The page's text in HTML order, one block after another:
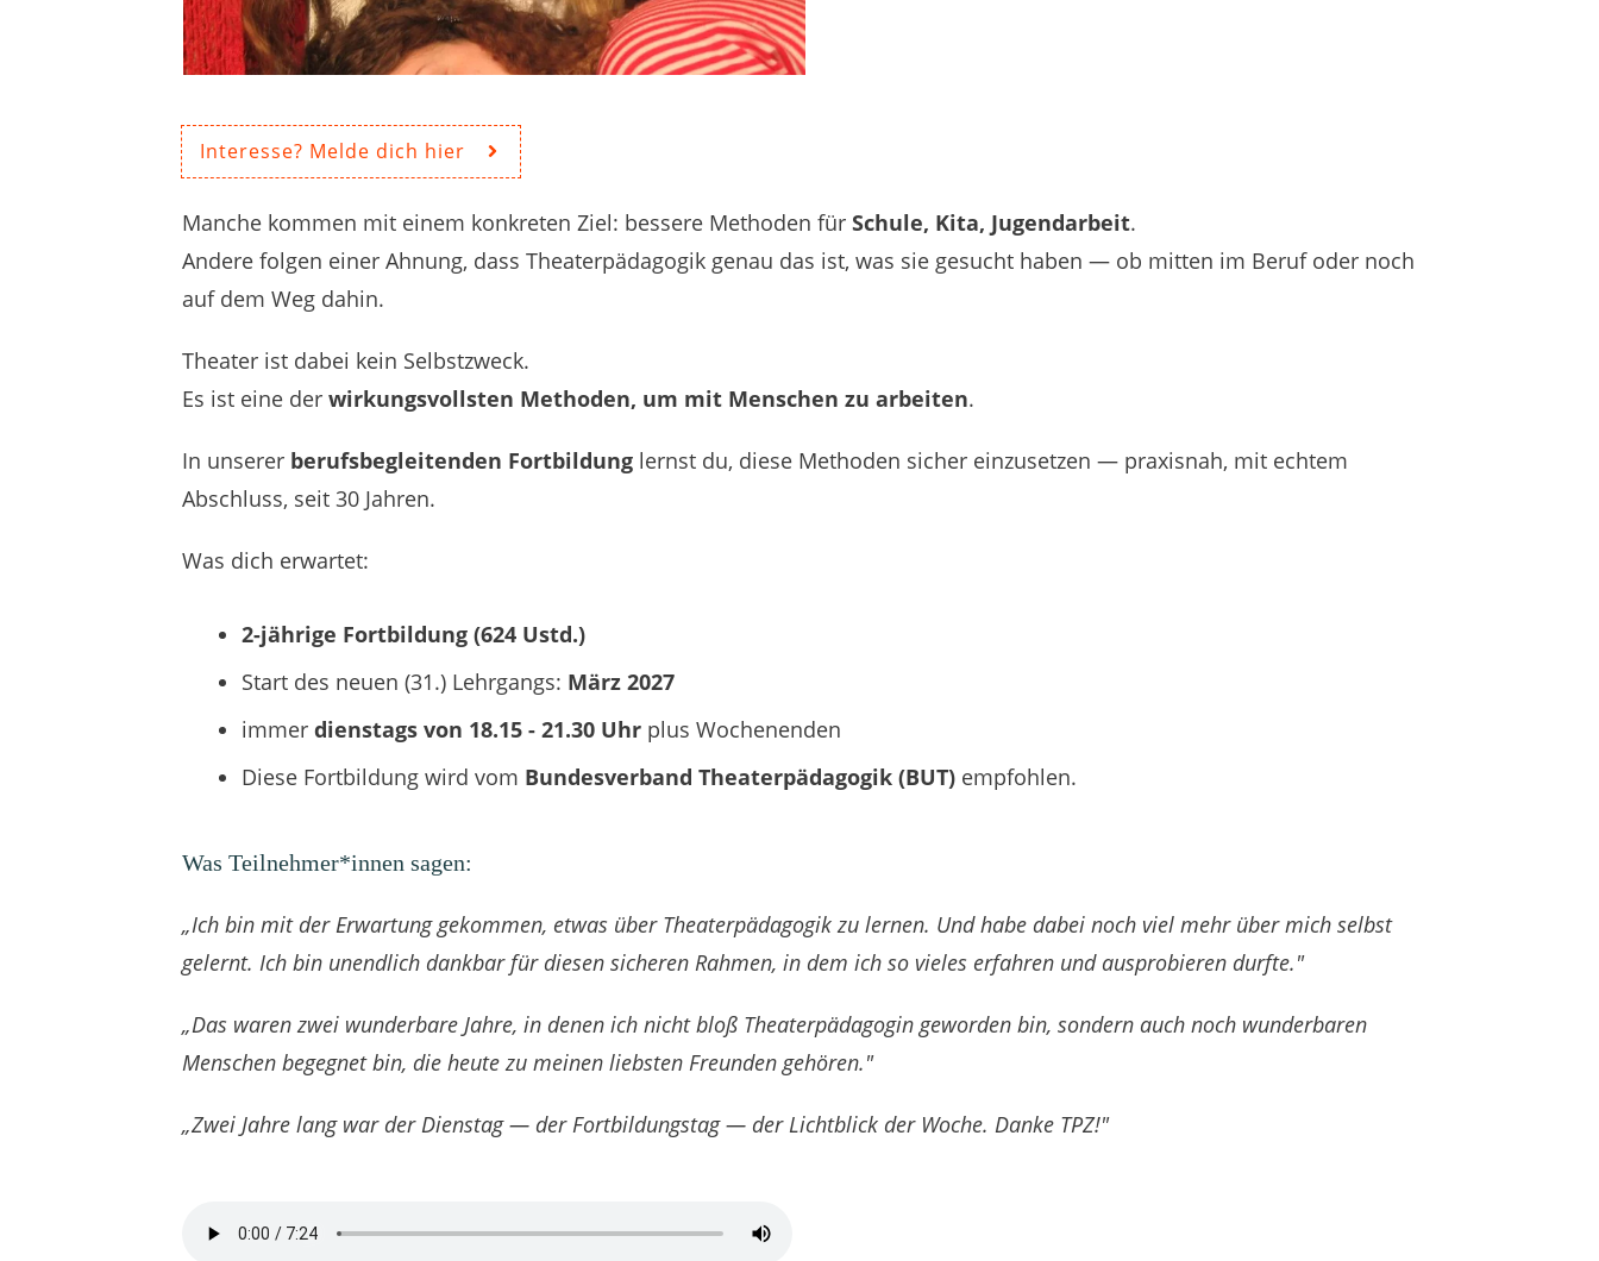
Interesse? Melde dich hier
Manche kommen mit einem konkreten Ziel: bessere Methoden für Schule, Kita, Jugendarbeit.
Andere folgen einer Ahnung, dass Theaterpädagogik genau das ist, was sie gesucht haben — ob mitten im Beruf oder noch
auf dem Weg dahin.
Theater ist dabei kein Selbstzweck.
Es ist eine der wirkungsvollsten Methoden, um mit Menschen zu arbeiten.
In unserer berufsbegleitenden Fortbildung lernst du, diese Methoden sicher einzusetzen — praxisnah, mit echtem
Abschluss, seit 30 Jahren.
Was dich erwartet:
2-jährige Fortbildung (624 Ustd.)
Start des neuen (31.) Lehrgangs: März 2027
immer dienstags von 18.15 - 21.30 Uhr plus Wochenenden
Diese Fortbildung wird vom Bundesverband Theaterpädagogik (BUT) empfohlen.
Was Teilnehmer*innen sagen:
„Ich bin mit der Erwartung gekommen, etwas über Theaterpädagogik zu lernen. Und habe dabei noch viel mehr über mich selbst
gelernt. Ich bin unendlich dankbar für diesen sicheren Rahmen, in dem ich so vieles erfahren und ausprobieren durfte."
„Das waren zwei wunderbare Jahre, in denen ich nicht bloß Theaterpädagogin geworden bin, sondern auch noch wunderbaren
Menschen begegnet bin, die heute zu meinen liebsten Freunden gehören."
„Zwei Jahre lang war der Dienstag — der Fortbildungstag — der Lichtblick der Woche. Danke TPZ!"